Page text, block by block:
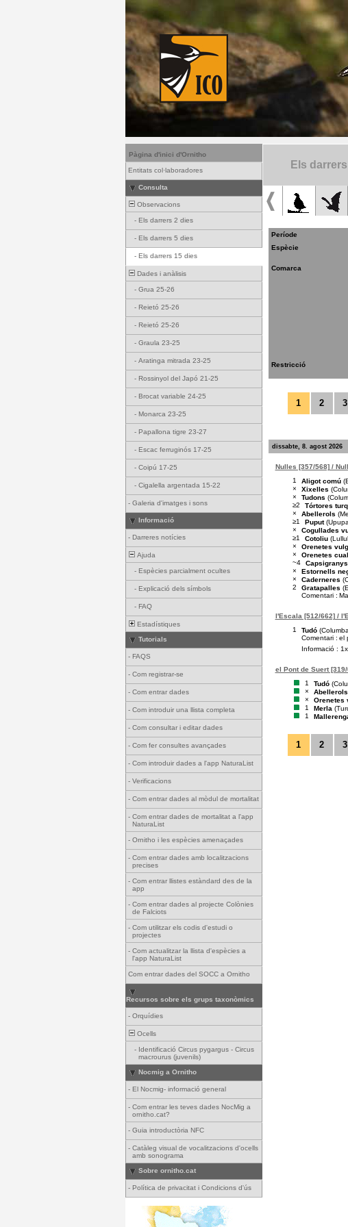
Pàgina d'inici d'Ornitho
Entitats col·laboradores
Consulta
Observacions
- Els darrers 2 dies
- Els darrers 5 dies
- Els darrers 15 dies
Dades i anàlisis
- Grua 25-26
- Reietó 25-26
- Reietó 25-26
- Graula 23-25
- Aratinga mitrada 23-25
- Rossinyol del Japó 21-25
- Brocat variable 24-25
- Monarca 23-25
- Papallona tigre 23-27
- Escac ferruginós 17-25
- Coipú 17-25
- Cigalella argentada 15-22
- Galeria d'imatges i sons
Informació
- Darreres notícies
Ajuda
- Espècies parcialment ocultes
- Explicació dels símbols
- FAQ
Estadístiques
Tutorials
- FAQS
- Com registrar-se
- Com entrar dades
- Com introduir una llista completa
- Com consultar i editar dades
- Com fer consultes avançades
- Com introduir dades a l'app NaturaList
- Verificacions
- Com entrar dades al mòdul de mortalitat
- Com entrar dades de mortalitat a l'app
NaturaList
- Ornitho i les espècies amenaçades
- Com entrar dades amb localitzacions
precises
- Com entrar llistes estàndard des de la
app
- Com entrar dades al projecte Colònies
de Falciots
- Com utilitzar els codis d'estudi o
projectes
- Com actualitzar la llista d'espècies a
l'app NaturaList
Com entrar dades del SOCC a Ornitho
Recursos sobre els grups taxonòmics
- Orquídies
Ocells
- Identificació Circus pygargus - Circus
macrourus (juvenils)
Nocmig a Ornitho
- El Nocmig- informació general
- Com entrar les teves dades NocMig a
ornitho.cat?
- Guia introductòria NFC
- Catàleg visual de vocalitzacions d'ocells
amb sonograma
Sobre ornitho.cat
- Política de privacitat i Condicions d'ús
Els
Període
Espècie
Comarca
Restricció
1 2 3
dissabte, 8. agost 2026
Nulles [357/568] /
1
Aligot comú
×
Xixelles
×
Tudons
≥2
Tórtores
×
Abellerols
≥1
Puput
×
Cogullades
≥1
Cotoliu
×
Orenetes
×
Orenetes
~4
Capsigranys
×
Estornells
×
Caderneres
2
Gratapalles
Comentari :
l'Escala [512/662] /
1
Tudó
Comentari : el
Informació :
el Pont de Suert
1
Tudó
×
Abellerols
×
Orenetes
1
Merla
1
1 2 3